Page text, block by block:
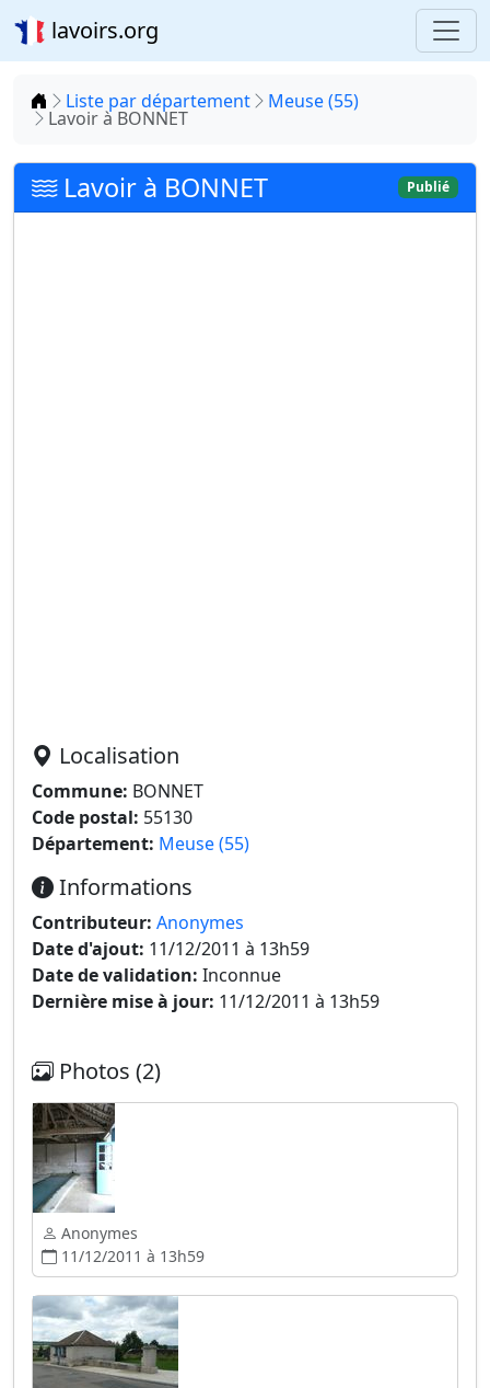
lavoirs.org
Accueil
Liste par département Meuse (55)
Lavoir à BONNET
Lavoir à BONNET Publié
Localisation
Commune: BONNET
Code postal: 55130
Département: Meuse (55)
Informations
Contributeur: Anonymes
Date d'ajout: 11/12/2011 à 13h59
Date de validation: Inconnue
Dernière mise à jour: 11/12/2011 à 13h59
Photos (2)
Anonymes
11/12/2011 à 13h59